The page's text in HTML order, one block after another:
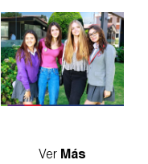
005.jpg
Ver Más